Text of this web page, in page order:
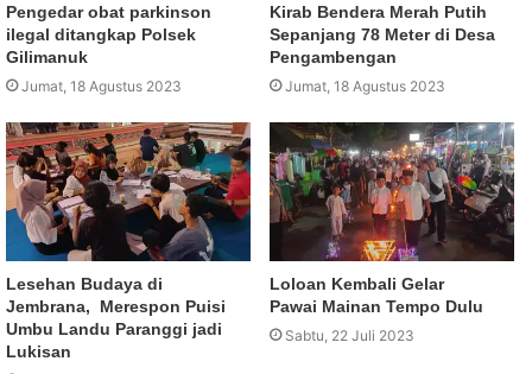
Pengedar obat parkinson
ilegal ditangkap Polsek
Gilimanuk
Jumat, 18 Agustus 2023
Kirab Bendera Merah Putih
Sepanjang 78 Meter di Desa
Pengambengan
Jumat, 18 Agustus 2023
Lesehan Budaya di
Jembrana, Merespon Puisi
Umbu Landu Paranggi jadi
Lukisan
Loloan Kembali Gelar
Pawai Mainan Tempo Dulu
Sabtu, 22 Juli 2023